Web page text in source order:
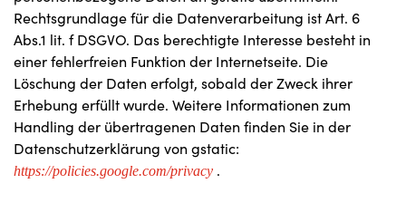
Rechtsgrundlage für die Datenverarbeitung ist Art. 6
Abs.1 lit. f DSGVO. Das berechtigte Interesse besteht in
einer fehlerfreien Funktion der Internetseite. Die
Löschung der Daten erfolgt, sobald der Zweck ihrer
Erhebung erfüllt wurde. Weitere Informationen zum
Handling der übertragenen Daten finden Sie in der
Datenschutzerklärung von gstatic:
https://policies.google.com/privacy .